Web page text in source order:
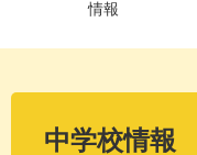
情報
文
中学校情報